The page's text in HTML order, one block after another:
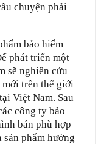
chuyện phải
bảo hiểm
phát triển một
sẽ nghiên cứu
mới trên thế giới
Việt Nam. Sau
công ty bảo
bán phù hợp
phẩm hướng